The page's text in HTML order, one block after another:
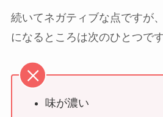
続いてネガティブな点ですが
になるところは次のひとつです
味が濃い